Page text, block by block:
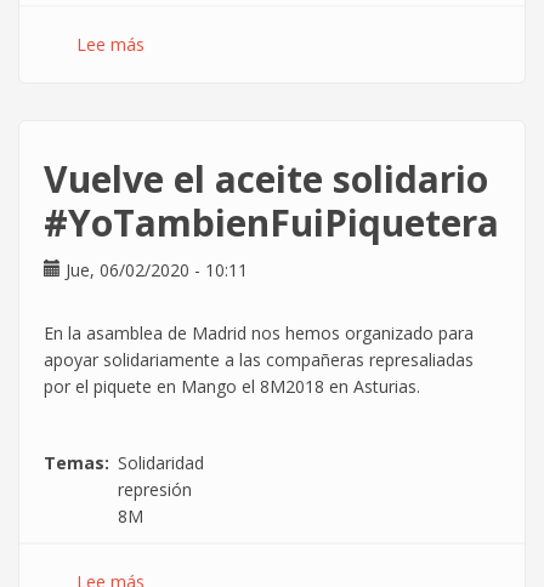
Lee más
informática
Vuelve el aceite solidario
#YoTambienFuiPiquetera
Jue, 06/02/2020 - 10:11
En la asamblea de Madrid nos hemos organizado para
apoyar solidariamente a las compañeras represaliadas
por el piquete en Mango el 8M2018 en Asturias.
Temas
Solidaridad
represión
8M
Lee más